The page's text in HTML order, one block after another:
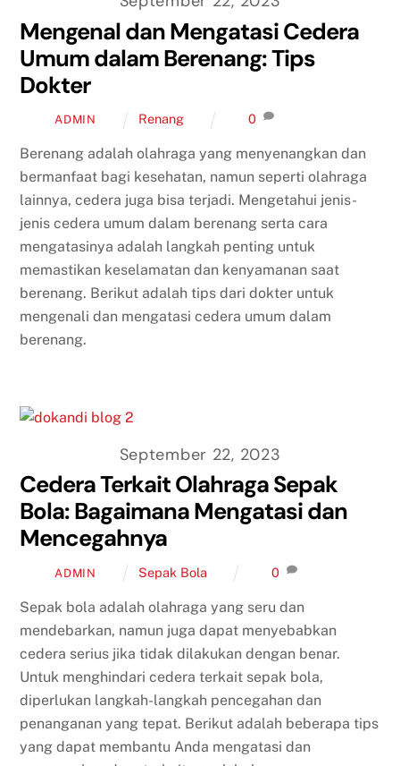
Mengenal dan Mengatasi Cedera
Umum dalam Berenang: Tips
Dokter
ADMIN Renang 0
Berenang adalah olahraga yang menyenangkan dan
bermanfaat bagi kesehatan, namun seperti olahraga
lainnya, cedera juga bisa terjadi. Mengetahui jenis-
jenis cedera umum dalam berenang serta cara
mengatasinya adalah langkah penting untuk
memastikan keselamatan dan kenyamanan saat
berenang. Berikut adalah tips dari dokter untuk
mengenali dan mengatasi cedera umum dalam
berenang.
September 22, 2023
Cedera Terkait Olahraga Sepak
Bola: Bagaimana Mengatasi dan
Mencegahnya
ADMIN Sepak Bola 0
Sepak bola adalah olahraga yang seru dan
mendebarkan, namun juga dapat menyebabkan
cedera serius jika tidak dilakukan dengan benar.
Untuk menghindari cedera terkait sepak bola,
diperlukan langkah-langkah pencegahan dan
penanganan yang tepat. Berikut adalah beberapa tips
yang dapat membantu Anda mengatasi dan